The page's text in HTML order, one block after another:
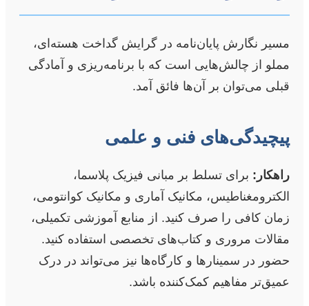
مسیر نگارش پایان‌نامه در گرایش گداخت هسته‌ای،
مملو از چالش‌هایی است که با برنامه‌ریزی و آمادگی
قبلی می‌توان بر آن‌ها فائق آمد.
پیچیدگی‌های فنی و علمی
راهکار: برای تسلط بر مبانی فیزیک پلاسما،
الکترومغناطیس، مکانیک آماری و مکانیک کوانتومی،
زمان کافی را صرف کنید. از منابع آموزشی تکمیلی،
مقالات مروری و کتاب‌های تخصصی استفاده کنید.
حضور در سمینارها و کارگاه‌ها نیز می‌تواند در درک
عمیق‌تر مفاهیم کمک‌کننده باشد.